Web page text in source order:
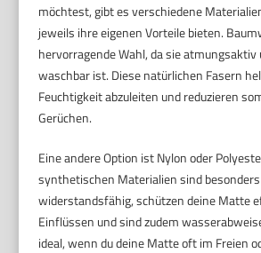
möchtest, gibt es verschiedene
jeweils ihre eigenen Vorteile bieten.
hervorragende Wahl, da sie atmungsaktiv
waschbar ist. Diese natürlichen Fasern
Feuchtigkeit abzuleiten und reduzieren
Gerüchen.
Eine andere Option ist Nylon oder
synthetischen Materialien sind
widerstandsfähig, schützen deine Matte
Einflüssen und sind zudem
ideal, wenn du deine Matte oft im Freien